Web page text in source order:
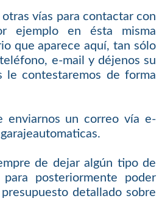
vías para contactar con
ejemplo en ésta misma
que aparece aquí, tan sólo
e-mail y déjenos su
le contestaremos de forma
enviarnos un correo vía e-
de dejar algún tipo de
posteriormente poder
detallado sobre